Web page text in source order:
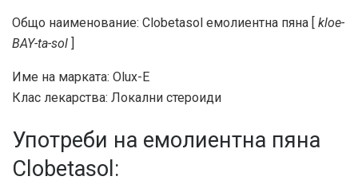
Общо наименование: Clobetasol емолиентна пяна [ kloe-
BAY-ta-sol ]
Име на марката: Olux-E
Клас лекарства: Локални стероиди
Употреби на емолиентна пяна
Clobetasol: